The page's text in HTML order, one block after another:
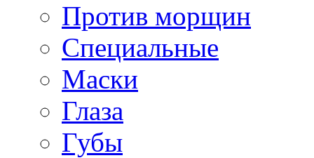
Против морщин
Специальные
Маски
Глаза
Губы